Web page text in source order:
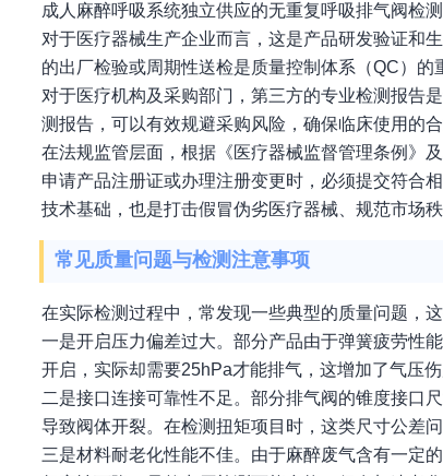
成人麻醉呼吸系统独立供应的无重复呼吸排气阀检
对于医疗器械生产企业而言，这是产品研发验证和
的出厂检验或周期性送检是质量控制体系（QC）
对于医疗机构及采购部门，第三方的专业检测报告
测报告，可以有效规避采购风险，确保临床使用的
在法规监管层面，根据《医疗器械监督管理条例》
申请产品注册证或办理注册变更时，必须提交符合
技术基础，也是打击假冒伪劣医疗器械、规范市场秩
常见质量问题与检测注意事项
在实际检测过程中，常发现一些典型的质量问题，
一是开启压力偏差过大。部分产品由于弹簧疲劳性
开启，实际却需要25hPa才能排气，这增加了气压
二是接口连接可靠性不足。部分排气阀的锥度接口
导致阀体开裂。在检测扭矩项目时，这类尺寸公差问
三是材料耐老化性能不佳。由于麻醉废气含有一定